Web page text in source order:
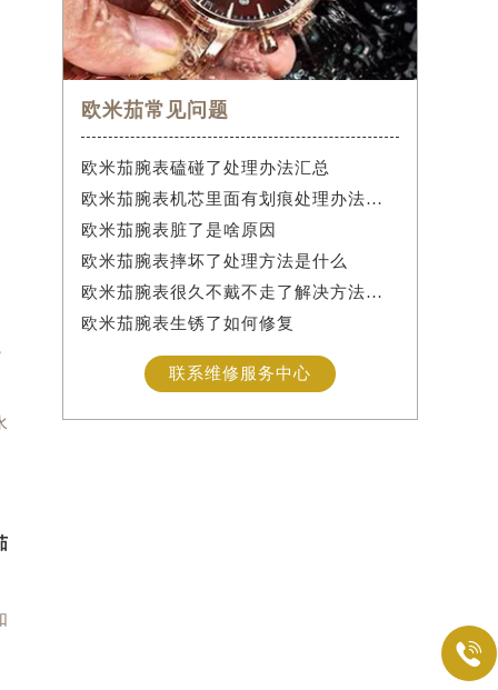
欧米茄常见问题
欧米茄腕表磕碰了处理办法汇总
欧米茄腕表机芯里面有划痕处理办法详解
欧米茄腕表脏了是啥原因
欧米茄腕表摔坏了处理方法是什么
欧米茄腕表很久不戴不走了解决方法是什么
欧米茄腕表生锈了如何修复
联系维修服务中心
